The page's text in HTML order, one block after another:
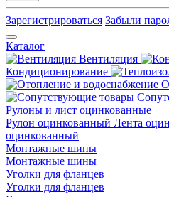
Зарегистрироваться Забыли
Каталог
Вентиляция
Кондиционирование
Рулоны и лист оцинкованные
Рулон оцинкованный Лента
оцинкованный
Монтажные шины
Монтажные шины
Уголки для фланцев
Уголки для фланцев